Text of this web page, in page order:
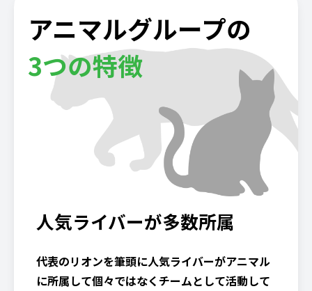
アニマルグループの
3つの特徴
人気ライバーが多数所属
代表のリオンを筆頭に人気ライバーがアニマル
に所属して個々ではなくチームとして活動して